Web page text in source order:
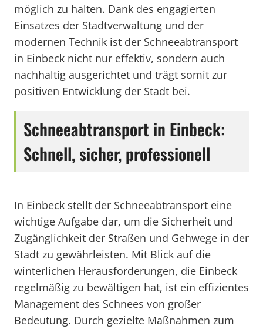
möglich zu halten. Dank des engagierten
Einsatzes der Stadtverwaltung und der
modernen Technik ist der Schneeabtransport
in Einbeck nicht nur effektiv, sondern auch
nachhaltig ausgerichtet und trägt somit zur
positiven Entwicklung der Stadt bei.
Schneeabtransport in Einbeck:
Schnell, sicher, professionell
In Einbeck stellt der Schneeabtransport eine
wichtige Aufgabe dar, um die Sicherheit und
Zugänglichkeit der Straßen und Gehwege in der
Stadt zu gewährleisten. Mit Blick auf die
winterlichen Herausforderungen, die Einbeck
regelmäßig zu bewältigen hat, ist ein effizientes
Management des Schnees von großer
Bedeutung. Durch gezielte Maßnahmen zum